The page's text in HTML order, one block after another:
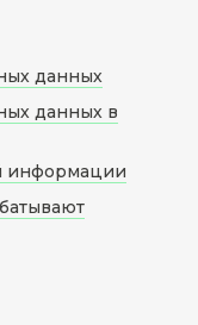
данных
данных в
информации